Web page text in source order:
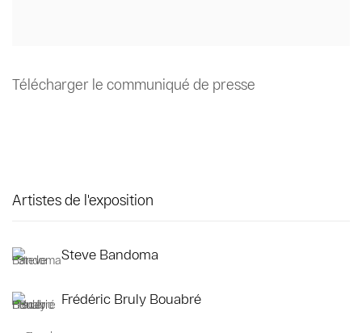
Télécharger le communiqué de presse
Artistes de l'exposition
Steve Bandoma
Frédéric Bruly Bouabré